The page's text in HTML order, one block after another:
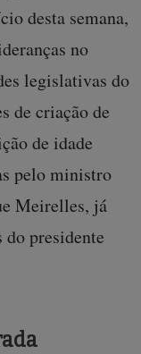
desta semana,
no
legislativas do
de criação de
de idade
pelo ministro
Meirelles, já
presidente